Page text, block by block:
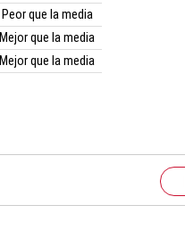
Peor que la media
Mejor que la media
Mejor que la media